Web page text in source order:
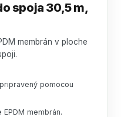
spoja 30,5 m,
membrán v ploche
pomocou
membrán.